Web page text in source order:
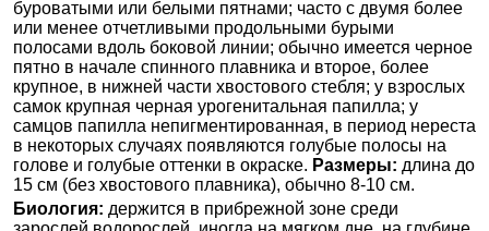
буроватыми или белыми пятнами; часто с двумя более
или менее отчетливыми продольными бурыми
полосами вдоль боковой линии; обычно имеется черное
пятно в начале спинного плавника и второе, более
крупное, в нижней части хвостового стебля; у взрослых
самок крупная черная урогенитальная папилла; у
самцов папилла непигментированная, в период нереста
в некоторых случаях появляются голубые полосы на
голове и голубые оттенки в окраске. Размеры: длина до
15 см (без хвостового плавника), обычно 8-10 см.
Биология: держится в прибрежной зоне среди